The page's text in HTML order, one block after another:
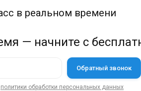
в реальном времени
— начните с
политики обработки персональных данных